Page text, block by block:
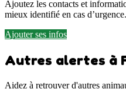
Ajoutez les contacts et
mieux identifié en cas d’urgence.
Ajouter ses infos
Autres alertes à
Aidez à retrouver d'autres